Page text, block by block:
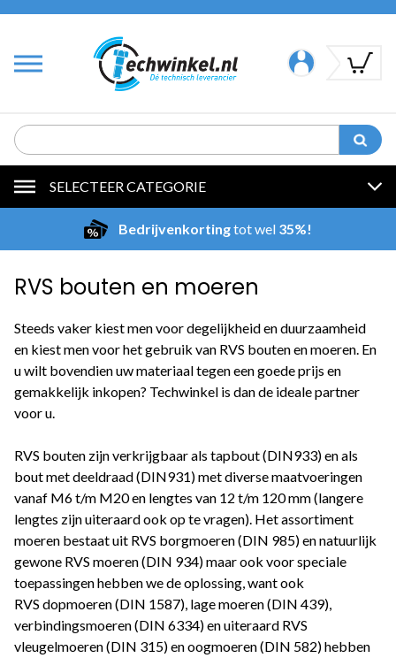
SELECTEER CATEGORIE
Bedrijvenkortingtot wel 35%!
RVS bouten en moeren
Steeds vaker kiest men voor degelijkheid en duurzaamheid
en kiest men voor het gebruik van RVS bouten en moeren. En
u wilt bovendien uw materiaal tegen een goede prijs en
gemakkelijk inkopen? Techwinkel is dan de ideale partner
voor u.
RVS bouten zijn verkrijgbaar als tapbout (DIN933) en als
bout met deeldraad (DIN931) met diverse maatvoeringen
vanaf M6 t/m M20 en lengtes van 12 t/m 120 mm (langere
lengtes zijn uiteraard ook op te vragen). Het assortiment
moeren bestaat uit RVS borgmoeren (DIN 985) en natuurlijk
gewone RVS moeren (DIN 934) maar ook voor speciale
toepassingen hebben we de oplossing, want ook
RVS dopmoeren (DIN 1587), lage moeren (DIN 439),
verbindingsmoeren (DIN 6334) en uiteraard RVS
vleugelmoeren (DIN 315) en oogmoeren (DIN 582) hebben